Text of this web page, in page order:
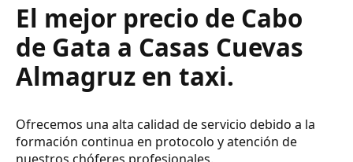
El mejor precio de Cabo
de Gata a Casas Cuevas
Almagruz en taxi.
Ofrecemos una alta calidad de servicio debido a la
formación continua en protocolo y atención de